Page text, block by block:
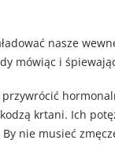
nasze
mówiąc i
krtani. Ich
nie musieć